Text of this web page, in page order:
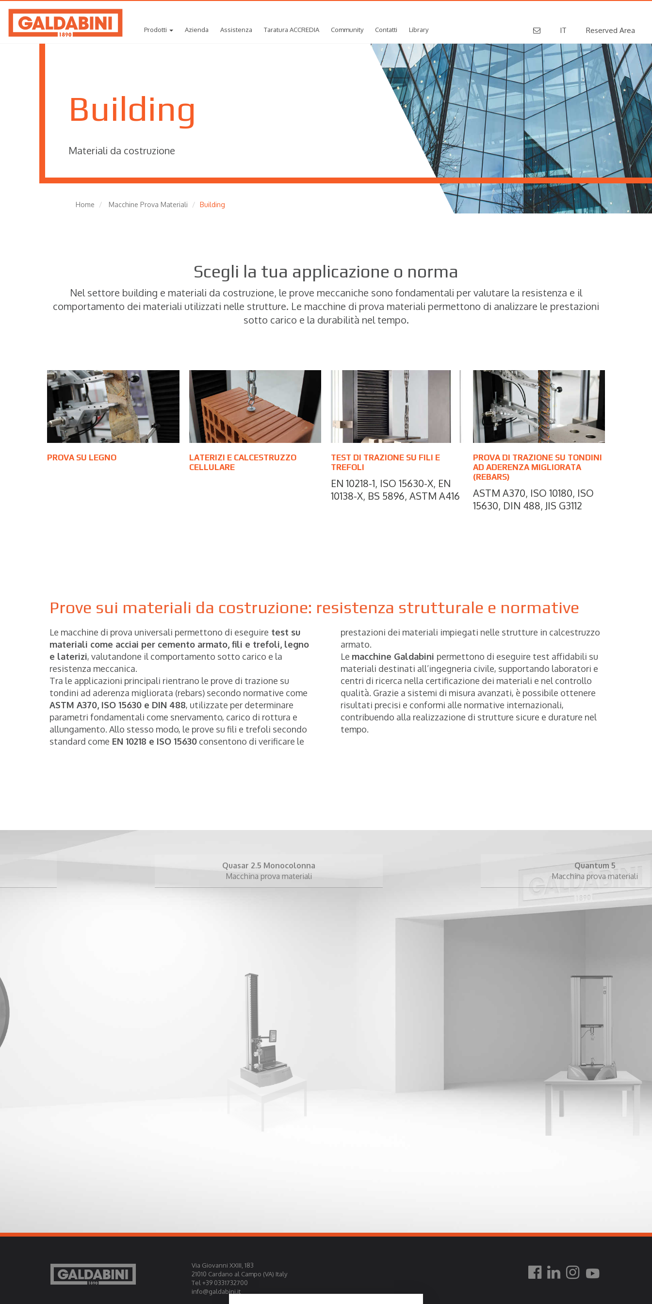
Prodotti Azienda Assistenza Taratura ACCREDIA Community Contatti Library IT Reserved Area
Building
Materiali da costruzione
Home Macchine Prova Materiali Building
Scegli la tua applicazione o norma
Nel settore building e materiali da costruzione, le prove meccaniche sono fondamentali per valutare la resistenza e il
comportamento dei materiali utilizzati nelle strutture. Le macchine di prova materiali permettono di analizzare le prestazioni
sotto carico e la durabilità nel tempo.
PROVA SU LEGNO
LATERIZI E CALCESTRUZZO
CELLULARE
TEST DI TRAZIONE SU FILI E
TREFOLI
EN 10218-1, ISO 15630-X, EN
10138-X, BS 5896, ASTM A416
PROVA DI TRAZIONE SU TONDINI
AD ADERENZA MIGLIORATA
(REBARS)
ASTM A370, ISO 10180, ISO
15630, DIN 488, JIS G3112
Prove sui materiali da costruzione: resistenza strutturale e normative
Le macchine di prova universali permettono di eseguire test su
materiali come acciai per cemento armato, fili e trefoli, legno
e laterizi, valutandone il comportamento sotto carico e la
resistenza meccanica.
Tra le applicazioni principali rientrano le prove di trazione su
tondini ad aderenza migliorata (rebars) secondo normative come
ASTM A370, ISO 15630 e DIN 488, utilizzate per determinare
parametri fondamentali come snervamento, carico di rottura e
allungamento. Allo stesso modo, le prove su fili e trefoli secondo
standard come EN 10218 e ISO 15630 consentono di verificare le
prestazioni dei materiali impiegati nelle strutture in calcestruzzo
armato.
Le macchine Galdabini permettono di eseguire test affidabili su
materiali destinati all’ingegneria civile, supportando laboratori e
centri di ricerca nella certificazione dei materiali e nel controllo
qualità. Grazie a sistemi di misura avanzati, è possibile ottenere
risultati precisi e conformi alle normative internazionali,
contribuendo alla realizzazione di strutture sicure e durature nel
tempo.
Quasar 2.5 Monocolonna
Macchina prova materiali
Quantum 5
Macchina prova materiali
Via Giovanni XXIII, 183
21010 Cardano al Campo (VA) Italy
Tel +39 0331732700
info@galdabini.it